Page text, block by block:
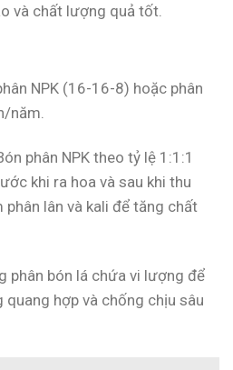
và chất lượng quả tốt.
NPK (16-16-8) hoặc phân
năm.
phân NPK theo tỷ lệ 1:1:1
khi ra hoa và sau khi thu
phân lân và kali để tăng chất
phân bón lá chứa vi lượng để
hợp và chống chịu sâu